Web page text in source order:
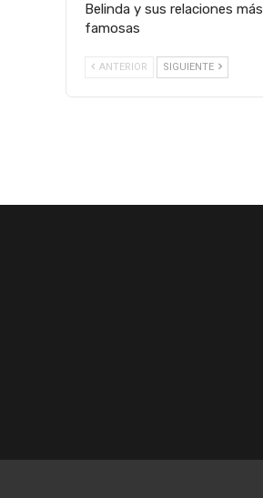
Belinda y sus relaciones más
famosas
ANTERIOR SIGUIENTE